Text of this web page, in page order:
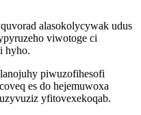
alasokolycywak udus
viwotoge ci
hyho.
piwuzofihesofi
es do hejemuwoxa
yfitovexekoqab.